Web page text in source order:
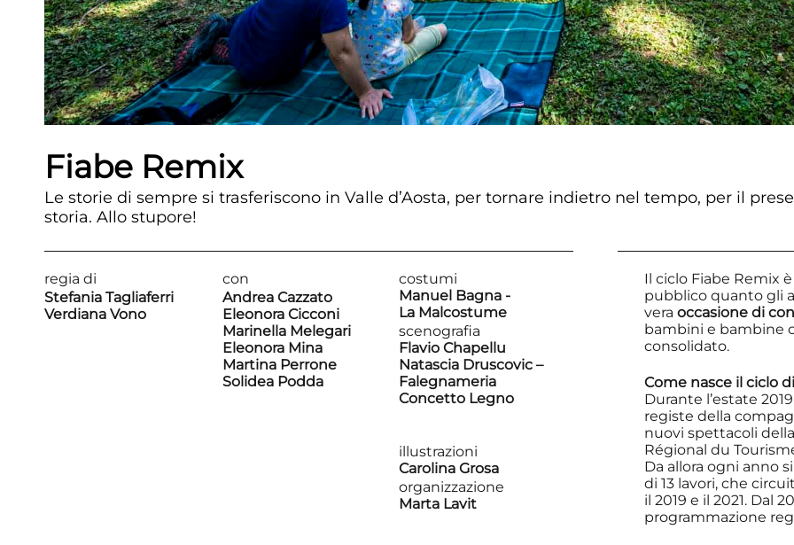
Fiabe Remix
Le storie di sempre si trasferiscono in Valle d’Aosta, per tornare indietro nel tempo, per il
storia. Allo stupore!
regia di
Stefania Tagliaferri
Verdiana Vono
con
Andrea Cazzato
Eleonora Cicconi
Marinella Melegari
Eleonora Mina
Martina Perrone
Solidea Podda
costumi
Manuel Bagna -
La Malcostume
scenografia
Flavio Chapellu
Natascia Druscovic –
Falegnameria
Concetto Legno
illustrazioni
Carolina Grosa
organizzazione
Marta Lavit
Il ciclo Fiabe Remix
pubblico quanto gli
vera occasione di
bambini e bambine
consolidato.
Come nasce il ciclo
Durante l’estate
registe della
nuovi spettacoli
Régional du
Da allora ogni anno
di 13 lavori, che
il 2019 e il 2021. Dal
programmazione